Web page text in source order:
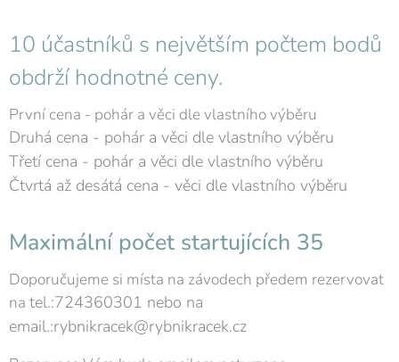
10 účastníků s největším počtem bodů
obdrží hodnotné ceny.
První cena - pohár a věci dle vlastního výběru
Druhá cena - pohár a věci dle vlastního výběru
Třetí cena - pohár a věci dle vlastního výběru
Čtvrtá až desátá cena - věci dle vlastního výběru
Maximální počet startujících 35
Doporučujeme si místa na závodech předem rezervovat
na tel.:724360301 nebo na
email.:rybnikracek@rybnikracek.cz